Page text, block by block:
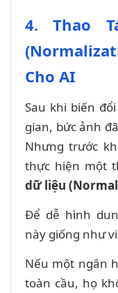
4. Thao
Cho AI
Sau khi biến
gian, bức ảnh
Nhưng trước
thực hiện một
dữ liệu
Để dễ hình
này giống như
Nếu một ngân
toàn cầu, họ